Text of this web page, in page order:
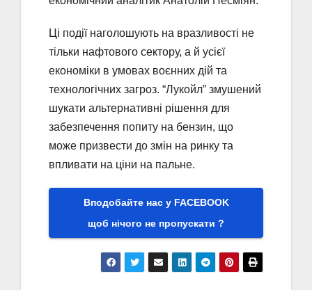
Ці події наголошують на вразливості не
тільки нафтового сектору, а й усієї
економіки в умовах воєнних дій та
технологічних загроз. “Лукойл” змушений
шукати альтернативні рішення для
забезпечення попиту на бензин, що
може призвести до змін на ринку та
впливати на ціни на пальне.
Вподобайте нас у FACEBOOK
щоб нічого не пропускати ?